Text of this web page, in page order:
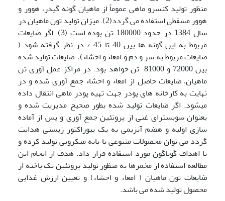
منظور تولید کنسرو ماهی عموماً از ماهیان گونه گیدر، هوور و
هوور مسقطی استفاده می گردد(2). میزان تولید تون ماهیان در
سال 1384 در حدود 180000 تن بوده است (3). اگر ضایعات
مربوط به این گونه ها بین 40 تا 45 % در نظر گرفته شود (
ضایعات مربوط به سر و دم و امعاء و احشاء)، ضایعات تولید شده
بین 72000 و 81000 تن خواهد بود. در مراکز عمل آوری تن
ماهیان، ضایعات حاصل از امعاء و احشاء جمع آوری شده و در
نهایت به کارخانه های پودر جهت تهیه پودر ماهی انتقال داده
میشود. اگر ضایعات تولید شده بطور صحیح مدیریت شده و
بعنوان سوبسترای غنی از پروتئین جمع آوری و پس از آماده
سازی اولیه و هضم آنزیمی به یک بیوراکتور زیستی هدایت
گردد می توان محصولات متنوعی با پایه میکروبی تولید کرده و
با اهداف گوناگون مورد استفاده قرار داد. هدف از انجام این
مطالعه استفاده از مخمرها به منظور تولید پروتئین تک یاخته از
ضایعات تون ماهیان ( امعاء و احشاء) و تعیین ارزش غذایی
محصول تولید شده می باشد.